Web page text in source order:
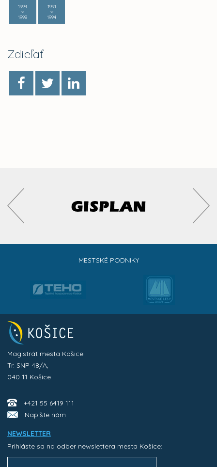
1994
1998
1991
1994
Zdieľať
MESTSKÉ PODNIKY
Magistrát mesta Košice
Tr. SNP 48/A,
040 11 Košice
+421 55 6419 111
Napíšte nám
NEWSLETTER
Prihláste sa na odber newslettera mesta Košice: